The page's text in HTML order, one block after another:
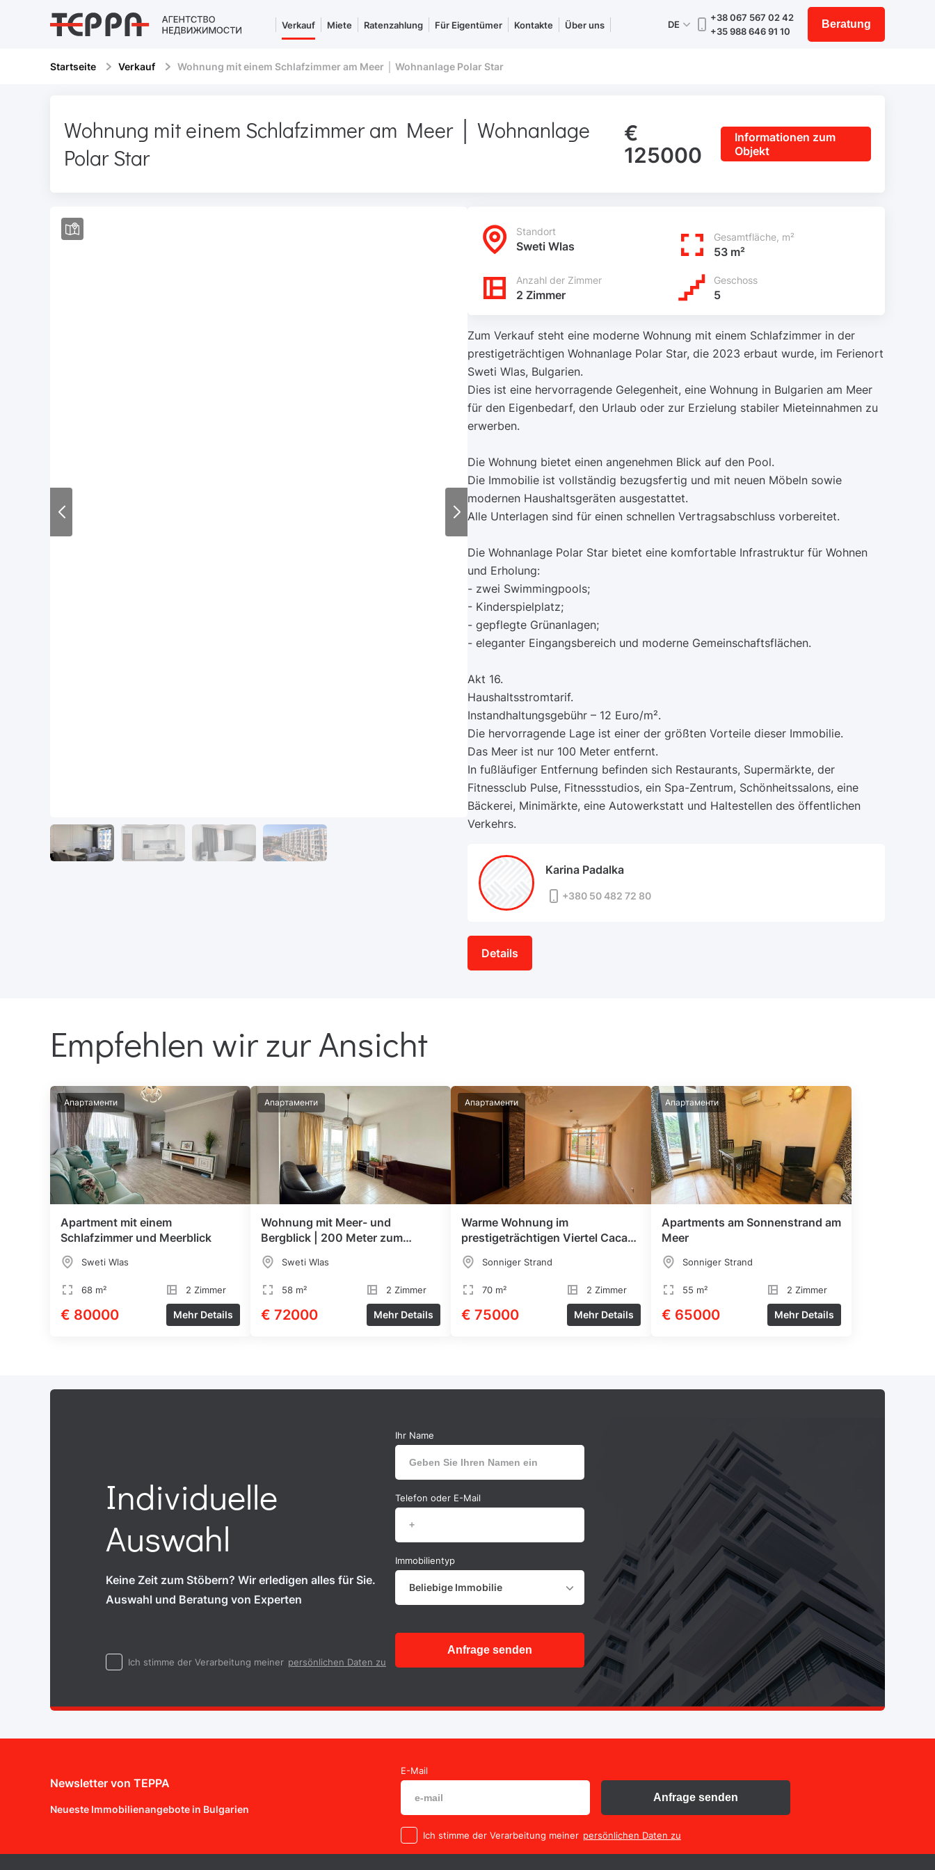
Verkauf Miete Ratenzahlung Für Eigentümer Kontakte Über uns DE
+38 067 567 02 42
+35 988 646 91 10
Beratung
Startseite Verkauf Wohnung mit einem Schlafzimmer am Meer │ Wohnanlage Polar Star
Wohnung mit einem Schlafzimmer am Meer │ Wohnanlage
Polar Star
€
125000
Informationen zum
Objekt
Standort
Sweti Wlas
Gesamtfläche, m²
53 m²
Anzahl der Zimmer
2 Zimmer
Geschoss
5
Zum Verkauf steht eine moderne Wohnung mit einem Schlafzimmer in der
prestigeträchtigen Wohnanlage Polar Star, die 2023 erbaut wurde, im Ferienort
Sweti Wlas, Bulgarien.
Dies ist eine hervorragende Gelegenheit, eine Wohnung in Bulgarien am Meer
für den Eigenbedarf, den Urlaub oder zur Erzielung stabiler Mieteinnahmen zu
erwerben.
Die Wohnung bietet einen angenehmen Blick auf den Pool.
Die Immobilie ist vollständig bezugsfertig und mit neuen Möbeln sowie
modernen Haushaltsgeräten ausgestattet.
Alle Unterlagen sind für einen schnellen Vertragsabschluss vorbereitet.
Die Wohnanlage Polar Star bietet eine komfortable Infrastruktur für Wohnen
und Erholung:
- zwei Swimmingpools;
- Kinderspielplatz;
- gepflegte Grünanlagen;
- eleganter Eingangsbereich und moderne Gemeinschaftsflächen.
Akt 16.
Haushaltsstromtarif.
Instandhaltungsgebühr – 12 Euro/m².
Die hervorragende Lage ist einer der größten Vorteile dieser Immobilie.
Das Meer ist nur 100 Meter entfernt.
In fußläufiger Entfernung befinden sich Restaurants, Supermärkte, der
Fitnessclub Pulse, Fitnessstudios, ein Spa-Zentrum, Schönheitssalons, eine
Bäckerei, Minimärkte, eine Autowerkstatt und Haltestellen des öffentlichen
Verkehrs.
Karina Padalka
+380 50 482 72 80
Details
Empfehlen wir zur Ansicht
Апартаменти
Apartment mit einem
Schlafzimmer und Meerblick
Sweti Wlas
68 m² 2 Zimmer
€ 80000 Mehr Details
Апартаменти
Wohnung mit Meer- und
Bergblick | 200 Meter zum
Strand
Sweti Wlas
58 m² 2 Zimmer
€ 72000 Mehr Details
Апартаменти
Warme Wohnung im
prestigeträchtigen Viertel Cacao
Beach
Sonniger Strand
70 m² 2 Zimmer
€ 75000 Mehr Details
Апартаменти
Apartments am Sonnenstrand am
Meer
Sonniger Strand
55 m² 2 Zimmer
€ 65000 Mehr Details
Individuelle
Auswahl
Keine Zeit zum Stöbern? Wir erledigen alles für Sie.
Auswahl und Beratung von Experten
Ihr Name
Telefon oder E-Mail
Immobilientyp
Beliebige Immobilie
Anfrage senden
Ich stimme der Verarbeitung meiner persönlichen Daten zu
Newsletter von TEPPA
Neueste Immobilienangebote in Bulgarien
E-Mail
Ich stimme der Verarbeitung meiner persönlichen Daten zu
Anfrage senden